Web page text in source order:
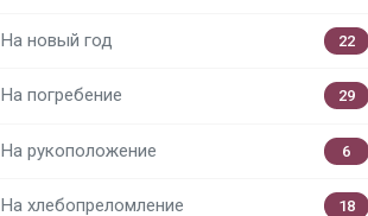
На новый год 22
На погребение 29
На рукоположение 6
На хлебопреломление 18